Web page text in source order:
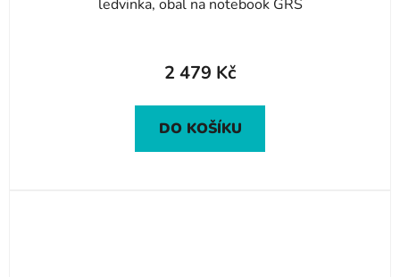
ledvinka, obal na notebook GRS
2 479 Kč
DO KOŠÍKU